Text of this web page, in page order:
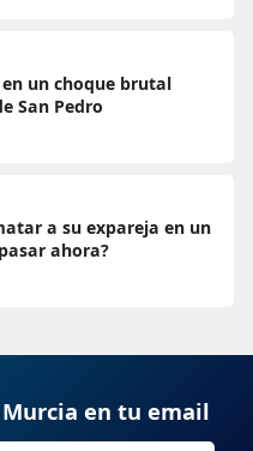
un choque brutal
San Pedro
a su expareja en un
ahora?
en tu email